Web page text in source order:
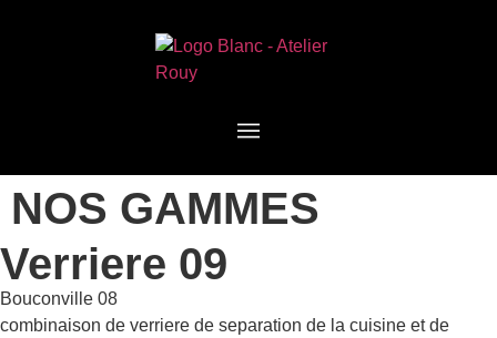
NOS GAMMES
Verriere 09
Bouconville 08
combinaison de verriere de separation de la cuisine et de